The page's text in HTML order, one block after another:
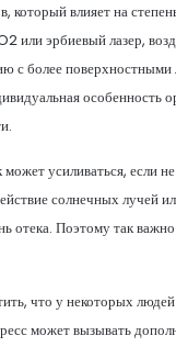
который влияет на
или эрбиевый лазер,
с более поверхностными
особенность
усиливаться, если
солнечных лучей
отека. Поэтому так
что у некоторых людей
может вызывать